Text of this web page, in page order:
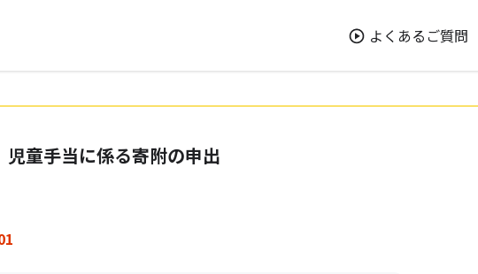
よくあるご質問
児童手当に係る寄附の申出